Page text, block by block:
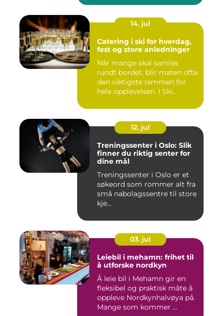
14. jul
Catering i ski for hverdag,
fest og store anledninger
Når mange skal samles
rundt bordet, blir maten ofte
den viktigste rammen for
hele opplevelsen. I Ski...
12. jul
Treningssenter i Oslo: Slik
finner du riktig senter for
dine mål
Treningssenter i Oslo er et
søkeord som rommer alt fra
små nabolagssentre til store
kje...
03. jul
Leiebil i mehamn: frihet til
å utforske nordkyn
Å leie bil i Mehamn gir en
fleksibel og praktisk måte å
oppleve Nordkynhalvøya på.
Mange som kommer ...